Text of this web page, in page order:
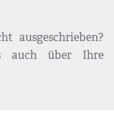
ausgeschrieben?
auch über Ihre